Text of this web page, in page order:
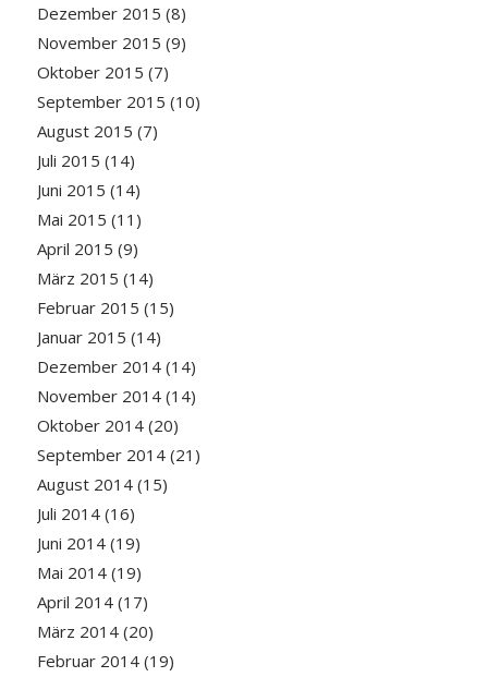
Dezember 2015 (8)
November 2015 (9)
Oktober 2015 (7)
September 2015 (10)
August 2015 (7)
Juli 2015 (14)
Juni 2015 (14)
Mai 2015 (11)
April 2015 (9)
März 2015 (14)
Februar 2015 (15)
Januar 2015 (14)
Dezember 2014(14)
November 2014(14)
Oktober 2014(20)
September 2014(21)
August 2014(15)
Juli 2014(16)
Juni 2014(19)
Mai 2014(19)
April 2014(17)
März 2014(20)
Februar 2014(19)